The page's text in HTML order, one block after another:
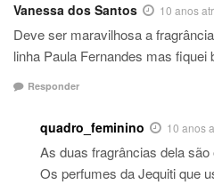
Vanessa dos Santos 10 anos
Deve ser maravilhosa a
linha Paula Fernandes mas fiquei
Responder
quadro_feminino 10 anos
As duas fragrâncias dela
Os perfumes da Jequiti que